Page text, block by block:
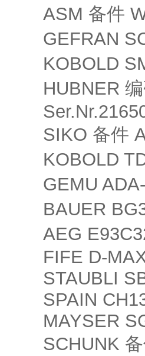
ASM 备件
GEFRAN
KOBOLD
HUBNER
SIKO 备件
KOBOLD
GEMU
BAUER
AEG
FIFE D-
STAUBLI
SPAIN
MAYSER
SCHUNK